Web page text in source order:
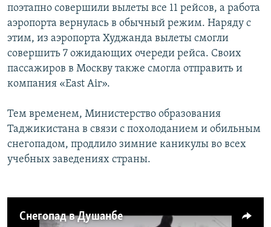
поэтапно совершили вылеты все 11 рейсов, а работа
аэропорта вернулась в обычный режим. Наряду с
этим, из аэропорта Худжанда вылеты смогли
совершить 7 ожидающих очереди рейса. Своих
пассажиров в Москву также смогла отправить и
компания «East Air».
Тем временем, Министерство образования
Таджикистана в связи с похолоданием и обильным
снегопадом, продлило зимние каникулы во всех
учебных заведениях страны.
Снегопад в Душанбе